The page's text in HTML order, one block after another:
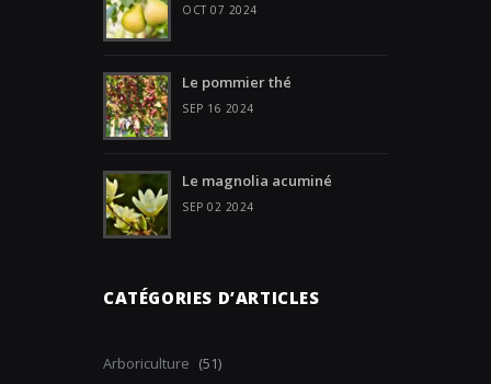
OCT 07 2024
Le pommier thé
SEP 16 2024
Le magnolia acuminé
SEP 02 2024
CATÉGORIES D’ARTICLES
Arboriculture (51)